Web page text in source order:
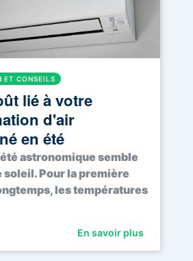
ET CONSEILS
lié à votre
d'air
en été
astronomique semble
Pour la première
les températures
En savoir plus